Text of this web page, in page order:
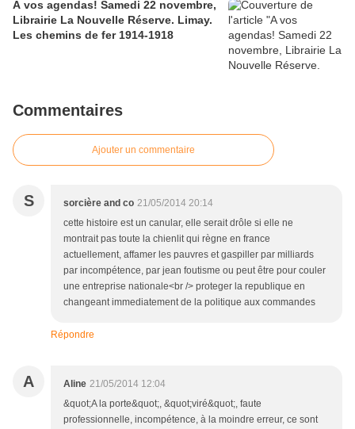
A vos agendas! Samedi 22 novembre,
Librairie La Nouvelle Réserve. Limay.
Les chemins de fer 1914-1918
Commentaires
Ajouter un commentaire
S sorcière and co 21/05/2014 20:14
cette histoire est un canular, elle serait drôle si elle ne
montrait pas toute la chienlit qui règne en france
actuellement, affamer les pauvres et gaspiller par milliards
par incompétence, par jean foutisme ou peut être pour couler
une entreprise nationale<br /> proteger la republique en
changeant immediatement de la politique aux commandes
Répondre
A Aline 21/05/2014 12:04
&quot;A la porte&quot;, &quot;viré&quot;, faute
professionnelle, incompétence, à la moindre erreur, ce sont